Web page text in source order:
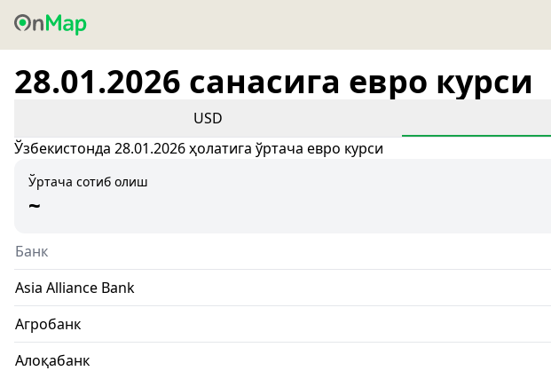
28.01.2026 санасига евро курси
USD
Ўзбекистонда 28.01.2026 ҳолатига ўртача евро курси
Ўртача сотиб олиш
~
Банк
Asia Alliance Bank
Агробанк
Алоқабанк